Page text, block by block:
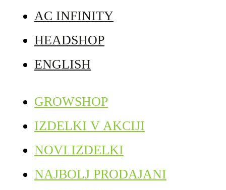
AC INFINITY
HEADSHOP
ENGLISH
GROWSHOP
IZDELKI V AKCIJI
NOVI IZDELKI
NAJBOLJ PRODAJANI